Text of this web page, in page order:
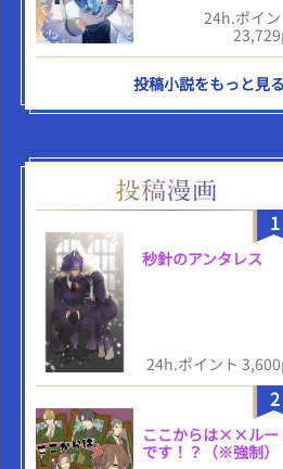
24h.ポイン
投稿小説をもっと見る
1
秒針のアンタレス
24h.ポイント
2
ここからは××ルー
です！？（※強制）